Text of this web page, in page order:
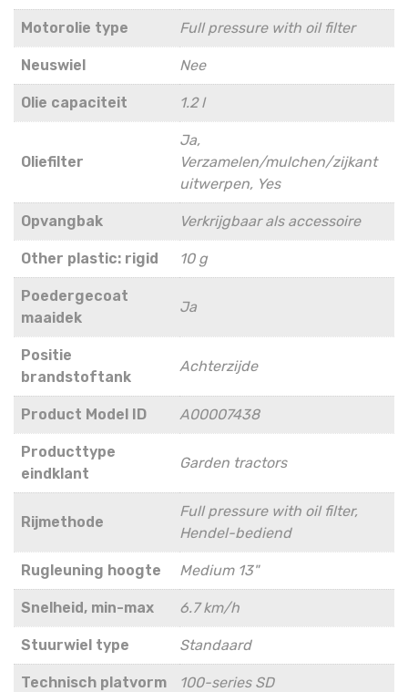
Motorolie type Full pressure with oil filter
Neuswiel Nee
Olie capaciteit 1.2 l
Oliefilter
Ja,
Verzamelen/mulchen/zijkant
uitwerpen, Yes
Opvangbak Verkrijgbaar als accessoire
Other plastic: rigid 10 g
Poedergecoat
maaidek
Ja
Positie
brandstoftank
Achterzijde
Product Model ID A00007438
Producttype
eindklant
Garden tractors
Rijmethode
Full pressure with oil filter,
Hendel-bediend
Rugleuning hoogte Medium 13"
Snelheid, min-max 6.7 km/h
Stuurwiel type Standaard
Technisch platvorm 100-series SD